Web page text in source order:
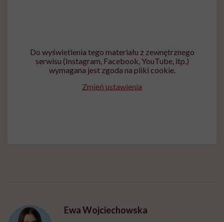
Do wyświetlenia tego materiału z zewnętrznego
serwisu (Instagram, Facebook, YouTube, itp.)
wymagana jest zgoda na pliki cookie.
Zmień ustawienia
Ewa Wojciechowska